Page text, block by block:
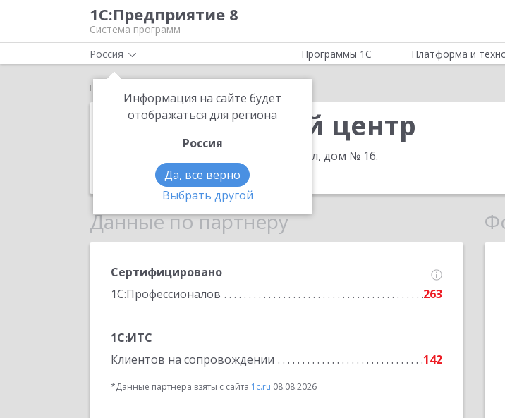
1С:Предприятие 8
Система программ
Россия
Информация на сайте будет
отображаться для региона
Россия
Да, все верно
Выбрать другой
Программы 1С Платформа и
Главная
Бухгалтерский центр
109202, Москва г, Басовская ул, дом № 16.
Телефон: (495) 445-4263
Данные по партнеру
Сертифицировано
1С:Профессионалов
263
1С:ИТС
Клиентов на сопровождении
142
*Данные партнера взяты с сайта 1c.ru 08.08.2026